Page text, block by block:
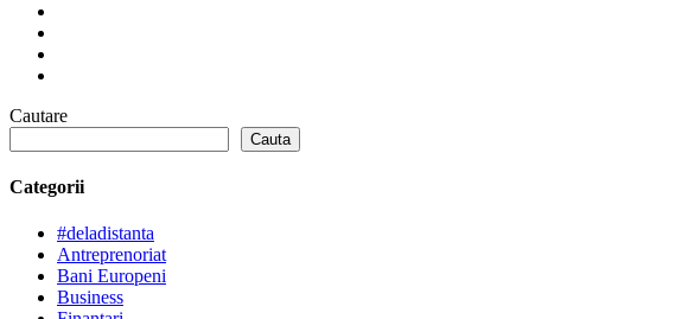
Cautare
Cauta
Categorii
#deladistanta
Antreprenoriat
Bani Europeni
Business